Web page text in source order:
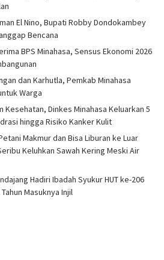
El Nino, Bupati Robby Dondokambey
Bencana
BPS Minahasa, Sensus Ekonomi 2026
dan Karhutla, Pemkab Minahasa
Warga
Kesehatan, Dinkes Minahasa Keluarkan 5
hingga Risiko Kanker Kulit
Makmur dan Bisa Liburan ke Luar
Keluhkan Sawah Kering Meski Air
Hadiri Ibadah Syukur HUT ke-206
Masuknya Injil